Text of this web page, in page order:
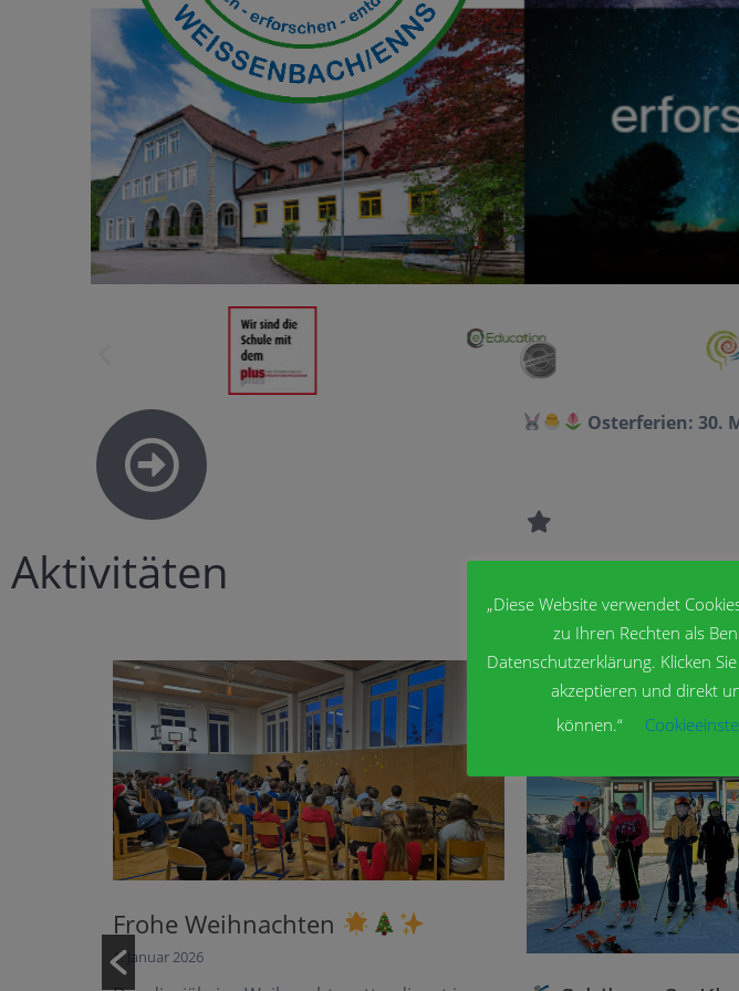
Osterferien: 30.
Aktivitäten
neue
10. Dezember 2025
„Diese Website verwendet
zu Ihren Rechten als
Datenschutzerklärung. Klicken
akzeptieren und direkt
können.“